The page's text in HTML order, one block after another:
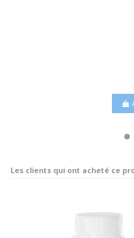
Les clients qui ont acheté ce